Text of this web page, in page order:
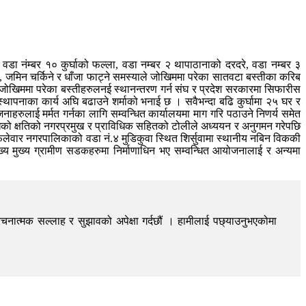
नंम्बर १० कुर्घाको फल्ला, वडा नम्बर २ थापाठानाको दरदरे, वडा नम्बर ३
जमिन चर्किने र धाँजा फाट्ने समस्याले जोखिममा परेका सातवटा बस्तीका करिब
परेका बस्तीहरुलनई स्थानन्तरण गर्न संघ र प्रदेश सरकारमा सिफारीस
कार्य अघि बढाउने शर्माको भनाई छ । सवैभन्दा बढि कुर्घामा २५ घर र
मर्मत गर्नका लागि सम्वन्धित कार्यालयमा माग गरि पठाउने निणर्य समेत
क्षतिको नगरप्रमुख र प्राविधिक सहितको टोलीले अध्ययन र अनुगमन गरेपछि
नगरपालिकाको वडा नं.४ मुडिकुवा स्थित शिर्सुवामा स्थानीय नबिन विककी
मुख्य ग्रामीण सडकहरुमा निर्माणाधिन भए सम्वन्धित आयोजनालाई र अन्यमा
सल्लाह र सुझावको अपेक्षा गर्दछौं । हामीलाई पछ्याउनुभएकोमा